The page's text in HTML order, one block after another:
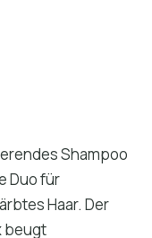
Shampoo
Duo für
Haar. Der
beugt